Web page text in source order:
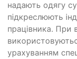
надають одягу
підкреслюють
працівника. При
урахуванням